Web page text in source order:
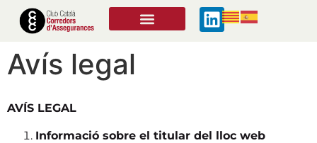
Avís legal
AVÍS LEGAL
Informació sobre el titular del lloc web